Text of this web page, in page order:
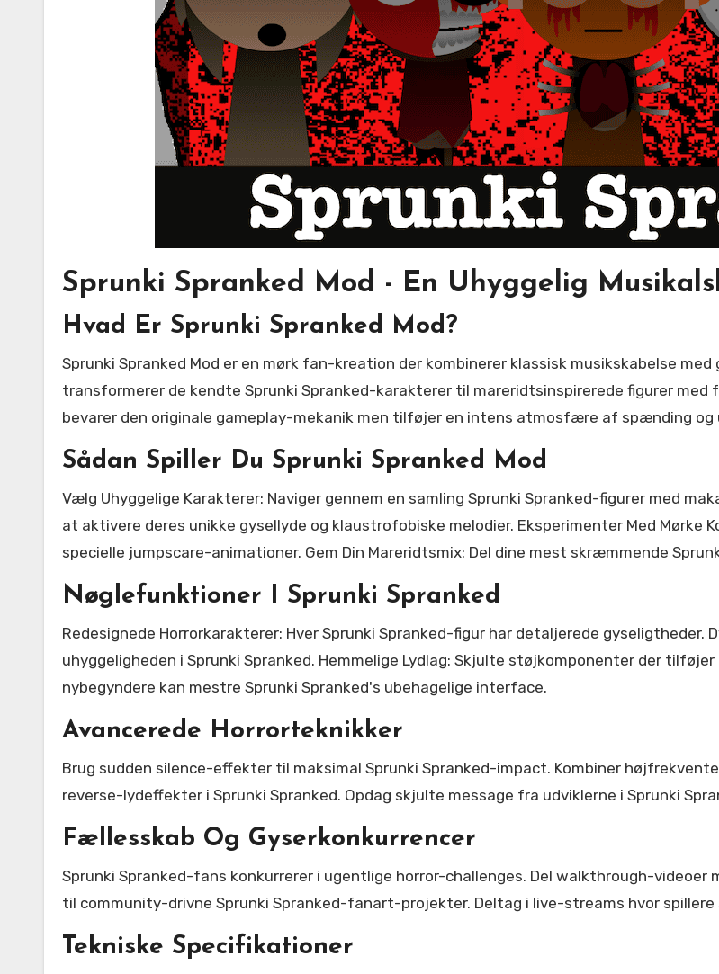
Sprunki Spranked Mod - En Uhyggelig
Hvad Er Sprunki Spranked Mod?
Sprunki Spranked Mod er en mørk fan-kreation der kombinerer klassisk musikskabelse med gyselige horror-elementer. Denne modificerede version
transformerer de kendte Sprunki Spranked-karakterer til mareridtsinspirerede figurer med
bevarer den originale gameplay-mekanik men tilføjer en intens atmosfære af spænding og
Sådan Spiller Du Sprunki Spranked Mod
Vælg Uhyggelige Karakterer: Naviger gennem en samling Sprunki Spranked-figurer med
at aktivere deres unikke gysellyde og klaustrofobiske melodier. Eksperimenter Med Mørke
specielle jumpscare-animationer. Gem Din Mareridtsmix: Del dine mest skræmmende
Nøglefunktioner I Sprunki Spranked
Redesignede Horrorkarakterer: Hver Sprunki Spranked-figur har detaljerede
uhyggeligheden i Sprunki Spranked. Hemmelige Lydlag: Skjulte støjkomponenter der
nybegyndere kan mestre Sprunki Spranked's ubehagelige interface.
Avancerede Horrorteknikker
Brug sudden silence-effekter til maksimal Sprunki Spranked-impact. Kombiner
reverse-lydeffekter i Sprunki Spranked. Opdag skjulte message fra udviklerne i Sprunki
Fællesskab Og Gyserkonkurrencer
Sprunki Spranked-fans konkurrerer i ugentlige horror-challenges. Del walkthrough-
til community-drivne Sprunki Spranked-fanart-projekter. Deltag i live-streams hvor spillere
Tekniske Specifikationer